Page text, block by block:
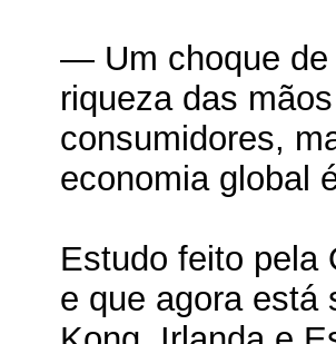
— Um choque de
riqueza das
consumidores,
economia global
Estudo feito
e que agora